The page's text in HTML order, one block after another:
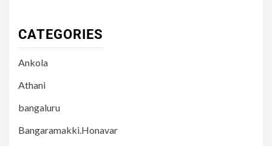
CATEGORIES
Ankola
Athani
bangaluru
Bangaramakki.Honavar